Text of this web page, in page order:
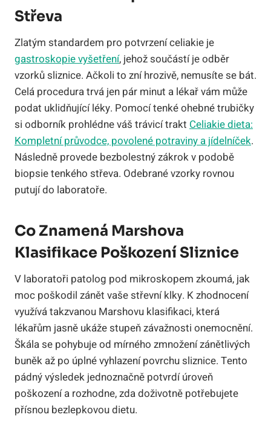
Střeva
Zlatým standardem pro potvrzení celiakie je
gastroskopie vyšetření, jehož součástí je odběr
vzorků sliznice. Ačkoli to zní hrozivě, nemusíte se bát.
Celá procedura trvá jen pár minut a lékař vám může
podat uklidňující léky. Pomocí tenké ohebné trubičky
si odborník prohlédne váš trávicí trakt Celiakie dieta:
Kompletní průvodce, povolené potraviny a jídelníček.
Následně provede bezbolestný zákrok v podobě
biopsie tenkého střeva. Odebrané vzorky rovnou
putují do laboratoře.
Co Znamená Marshova
Klasifikace Poškození Sliznice
V laboratoři patolog pod mikroskopem zkoumá, jak
moc poškodil zánět vaše střevní klky. K zhodnocení
využívá takzvanou Marshovu klasifikaci, která
lékařům jasně ukáže stupeň závažnosti onemocnění.
Škála se pohybuje od mírného zmnožení zánětlivých
buněk až po úplné vyhlazení povrchu sliznice. Tento
pádný výsledek jednoznačně potvrdí úroveň
poškození a rozhodne, zda doživotně potřebujete
přísnou bezlepkovou dietu.